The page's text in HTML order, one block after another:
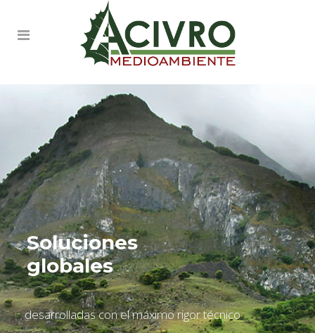
Soluciones
globales
desarrolladas con el máximo rigor técnico